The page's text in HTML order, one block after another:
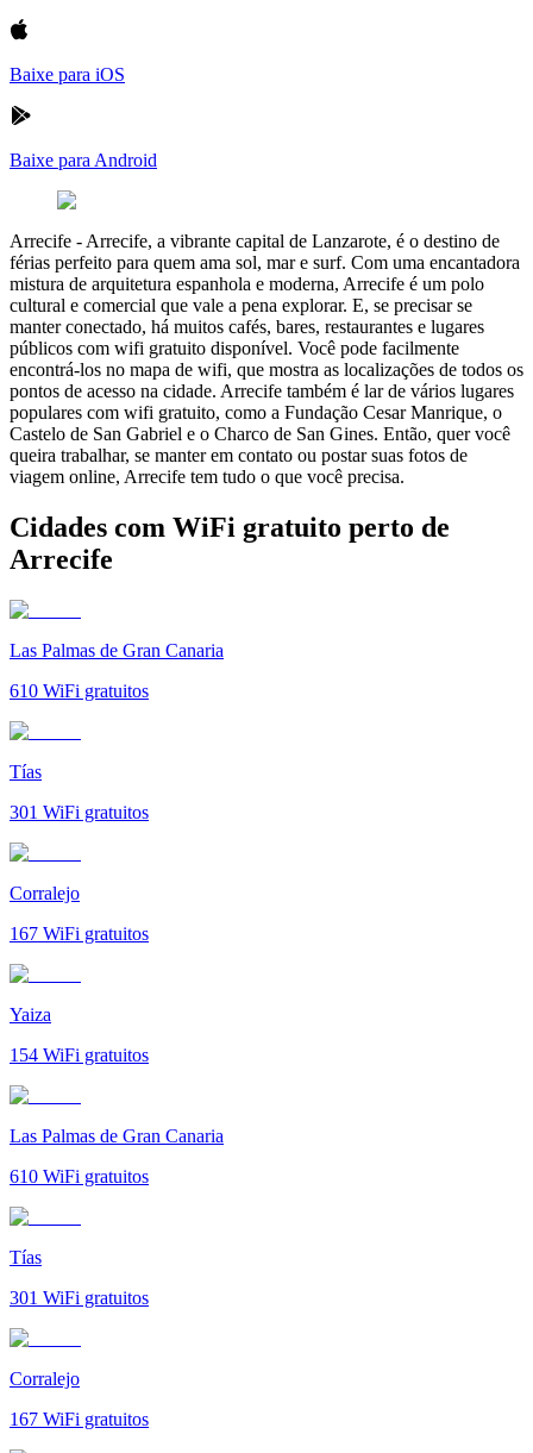
Baixe para iOS
Baixe para Android
Arrecife - Arrecife, a vibrante capital de Lanzarote, é o destino de
férias perfeito para quem ama sol, mar e surf. Com uma encantadora
mistura de arquitetura espanhola e moderna, Arrecife é um polo
cultural e comercial que vale a pena explorar. E, se precisar se
manter conectado, há muitos cafés, bares, restaurantes e lugares
públicos com wifi gratuito disponível. Você pode facilmente
encontrá-los no mapa de wifi, que mostra as localizações de todos os
pontos de acesso na cidade. Arrecife também é lar de vários lugares
populares com wifi gratuito, como a Fundação Cesar Manrique, o
Castelo de San Gabriel e o Charco de San Gines. Então, quer você
queira trabalhar, se manter em contato ou postar suas fotos de
viagem online, Arrecife tem tudo o que você precisa.
Cidades com WiFi gratuito perto de
Arrecife
Las Palmas de Gran Canaria
610 WiFi gratuitos
Tías
301 WiFi gratuitos
Corralejo
167 WiFi gratuitos
Yaiza
154 WiFi gratuitos
Las Palmas de Gran Canaria
610 WiFi gratuitos
Tías
301 WiFi gratuitos
Corralejo
167 WiFi gratuitos